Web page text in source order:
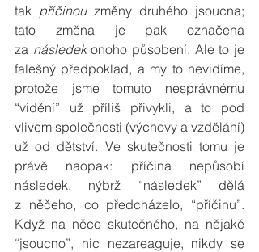
tak příčinou změny druhého jsoucna;
tato změna je pak označena
za následek onoho působení. Ale to je
falešný předpoklad, a my to nevidíme,
protože jsme tomuto nesprávnému
“vidění” už příliš přivykli, a to pod
vlivem společnosti (výchovy a vzdělání)
už od dětství. Ve skutečnosti tomu je
právě naopak: příčina nepůsobí
následek, nýbrž “následek” dělá
z něčeho, co předcházelo, “příčinu”.
Když na něco skutečného, na nějaké
“jsoucno”, nic nezareaguje, nikdy se